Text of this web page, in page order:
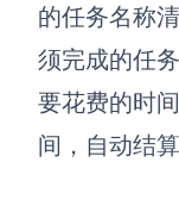
的任务名称
须完成的任
要花费的时
间，自动结